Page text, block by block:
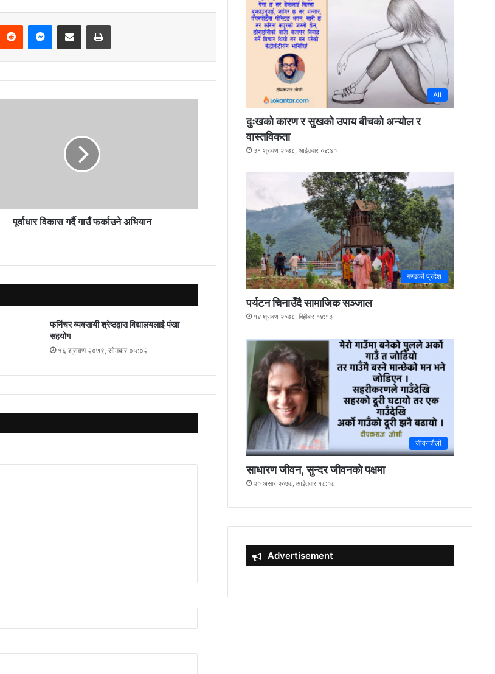
पूर्वाधार विकास गर्दै गाउँ फर्काउने अभियान
फर्निचर व्यवसायी श्रेष्ठद्वारा विद्यालयलाई पंखा
सहयोग
१६ श्रावण २०७९, सोमबार ०५:०२
All
दुःखको कारण र सुखको उपाय बीचको अन्योल र
वास्तविकता
३१ श्रावण २०७८, आईतवार ०४:४०
गण्डकी प्रदेश
पर्यटन चिनाउँदै सामाजिक सञ्जाल
१४ श्रावण २०७८, बिहीबार ०४:१३
जीवनशैली
साधारण जीवन, सुन्दर जीवनको पक्षमा
२० असार २०७८, आईतवार १८:०८
Advertisement